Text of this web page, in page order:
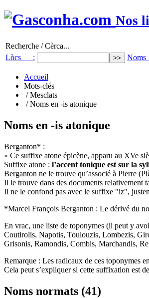
Nos
Recherche / Cèrca...
Lòcs :
Accueil
Mots-clés
/ Mesclats
/ Noms en -is atonique
Noms en -is atonique
Berganton* :
« Ce suffixe atone épicène, apparu au XVe
Suffixe atone : l’accent tonique est sur la
Berganton ne le trouve qu’associé à Pierre
Il le trouve dans des documents relativement
Il ne le confond pas avec le suffixe "iz",
*Marcel François Berganton : Le dérivé du
En vrac, une liste de toponymes (il peut y
Coutirolis, Napotis, Toulouzis, Lombezis,
Grisonis, Ramondis, Combis, Marchandis,
Remarque : Les radicaux de ces toponymes
Cela peut s’expliquer si cette suffixation est
Noms normats (41)